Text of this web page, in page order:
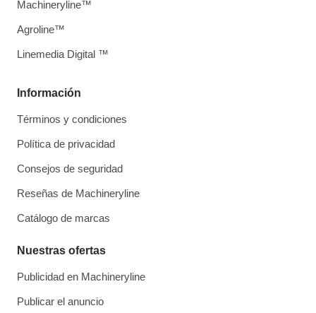
Información
Términos y condiciones
Política de privacidad
Consejos de seguridad
Reseñas de Machineryline
Catálogo de marcas
Nuestras ofertas
Publicidad en Machineryline
Publicar el anuncio
Machineryline™
Agroline™
Linemedia Digital ™